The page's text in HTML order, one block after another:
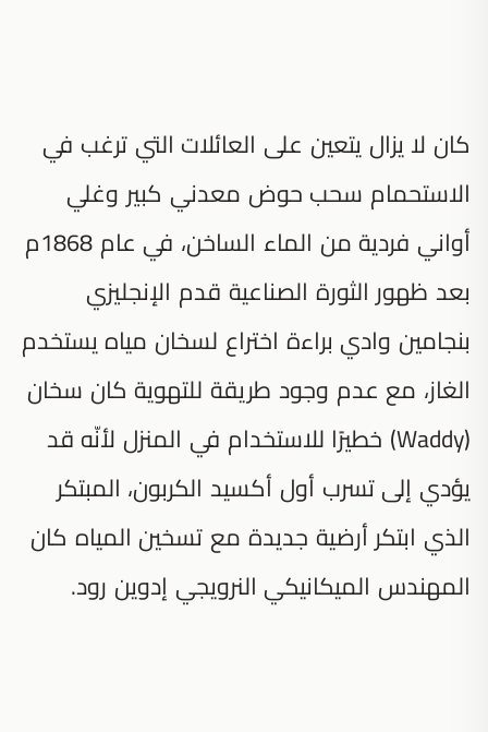
كان لا يزال يتعين على العائلات التي ترغب في
الاستحمام سحب حوض معدني كبير وغلي
أواني فردية من الماء الساخن، في عام 1868م
بعد ظهور الثورة الصناعية قدم الإنجليزي
بنجامين وادي براءة اختراع لسخان مياه يستخدم
الغاز، مع عدم وجود طريقة للتهوية كان سخان
(Waddy) خطيرًا للاستخدام في المنزل لأنّه قد
يؤدي إلى تسرب أول أكسيد الكربون، المبتكر
الذي ابتكر أرضية جديدة مع تسخين المياه كان
المهندس الميكانيكي النرويجي إدوين رود.